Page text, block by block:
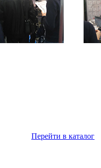
Перейти в каталог